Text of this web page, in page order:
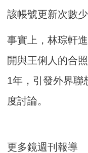
該帳號更新次數
事實上，林琮軒
開與王俐人的合
1年，引發外界聯
度討論。
更多鏡週刊報導